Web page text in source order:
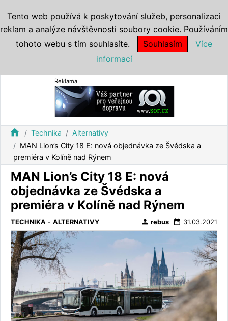
Reklama
home Technika
Alternativy
MAN Lion’s City 18 E: nová objednávka ze Švédska a
premiéra v Kolíně nad Rýnem
MAN Lion’s City 18 E: nová
objednávka ze Švédska a
premiéra v Kolíně nad Rýnem
TECHNIKA - ALTERNATIVY person rebus date_range 31.03.2021
Tento web používá k poskytování služeb, personalizaci
reklam a analýze návštěvnosti soubory cookie. Používáním
tohoto webu s tím souhlasíte.
Souhlasím
Více
informací